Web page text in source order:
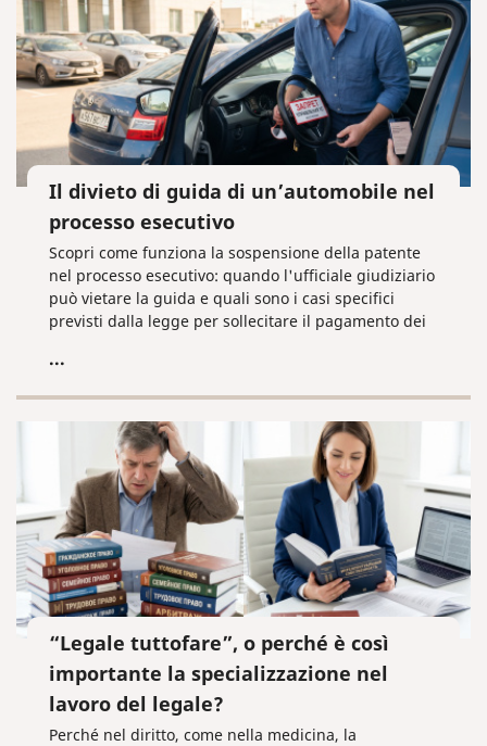
Il divieto di guida di un’automobile nel
processo esecutivo
Scopri come funziona la sospensione della patente
nel processo esecutivo: quando l'ufficiale giudiziario
può vietare la guida e quali sono i casi specifici
previsti dalla legge per sollecitare il pagamento dei
...
“Legale tuttofare”, o perché è così
importante la specializzazione nel
lavoro del legale?
Perché nel diritto, come nella medicina, la